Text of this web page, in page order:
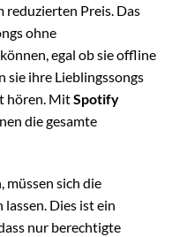
reduzierten Preis. Das
ohne
egal ob sie offline
sie ihre Lieblingssongs
hören. MitSpotify
die gesamte
müssen sich die
Dies ist ein
nur berechtigte